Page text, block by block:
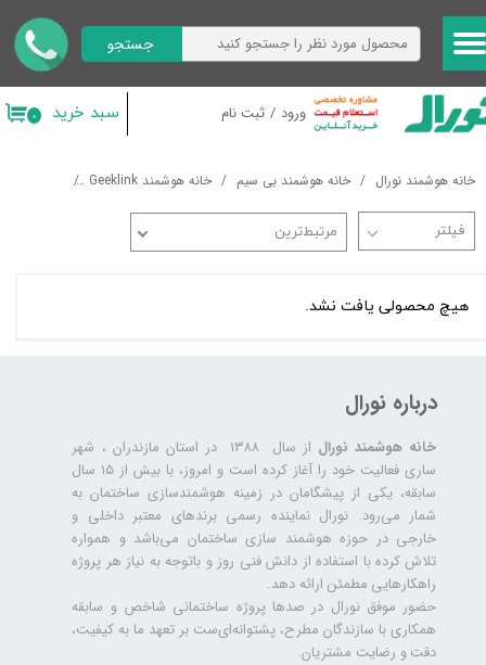
ورود / ثبت نام
حساب کاربری من
تغییر گذر واژه
خروج از حساب کاربری
جستجو
۰ سبد خرید
خانه هوشمند نورال خانه هوشمند بی سیم خانه هوشمند Geeklink
مرتبط‌ترین
هیچ محصولی یافت نشد.
درباره نورال
خانه هوشمند نورال
از سال ۱۳۸۸ در استان مازندران ، شهر
ساری فعالیت خود را آغاز کرده است و امروز، با بیش از ۱۵ سال
سابقه، یکی از پیشگامان در زمینه هوشمندسازی ساختمان به
شمار می‌رود. نورال نماینده رسمی برندهای معتبر داخلی و
خارجی در حوزه هوشمند سازی ساختمان می‌باشد و همواره
تلاش کرده با استفاده از دانش فنی روز و باتوجه به نیاز هر پروژه
راهکارهایی مطمئن ارائه دهد.
حضور موفق نورال در صدها پروژه‌ ساختمانی شاخص و سابقه
همکاری با سازندگان مطرح، پشتوانه‌ای‌ست بر تعهد ما به کیفیت،
دقت و رضایت مشتریان.